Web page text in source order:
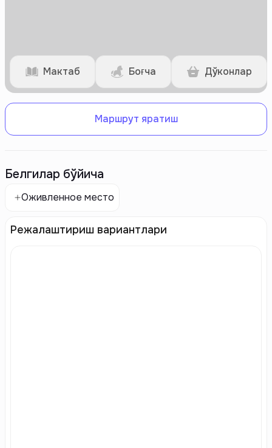
Мактаб Боғча Дўконлар
Маршрут яратиш
Белгилар бўйича
Оживленное место
Режалаштириш вариантлари